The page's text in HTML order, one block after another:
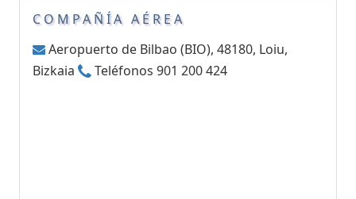
COMPAÑÍA AÉREA
Aeropuerto de Bilbao (BIO), 48180, Loiu,
Bizkaia
Teléfonos 901 200 424